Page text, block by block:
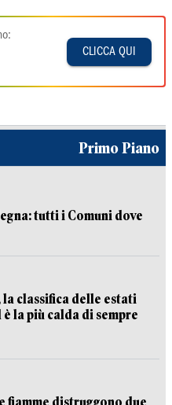
CLICCA QUI
Primo Piano
tutti i Comuni dove
classifica delle estati
la più calda di sempre